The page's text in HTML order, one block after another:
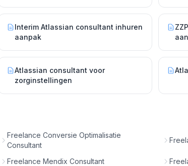
Interim Atlassian consultant inhuren
aanpak
Atlassian consultant voor
zorginstellingen
Freelance Conversie Optimalisatie
Consultant
Freelance Mendix Consultant